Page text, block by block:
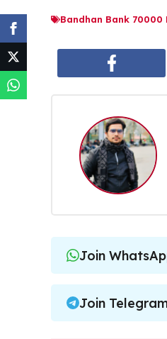
Bandhan Bank 70000
Join
Join